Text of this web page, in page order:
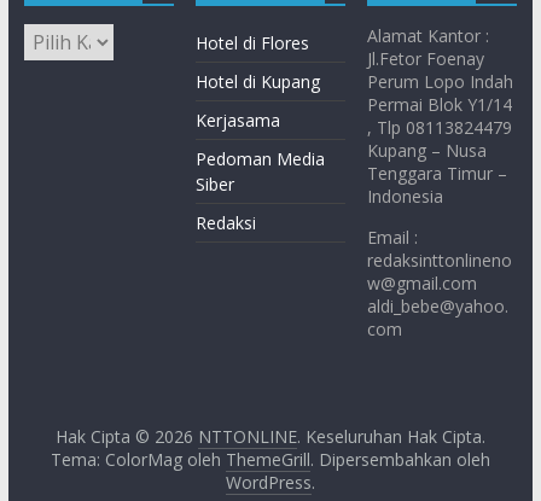
Hotel di Flores
Hotel di Kupang
Kerjasama
Pedoman Media
Siber
Redaksi
Alamat Kantor :
Jl.Fetor Foenay
Perum Lopo Indah
Permai Blok Y1/14
, Tlp 08113824479
Kupang – Nusa
Tenggara Timur –
Indonesia
Email :
redaksinttonlineno
w@gmail.com
aldi_bebe@yahoo.
com
Hak Cipta © 2026 NTTONLINE. Keseluruhan Hak Cipta.
Tema: ColorMag oleh ThemeGrill. Dipersembahkan oleh
WordPress.